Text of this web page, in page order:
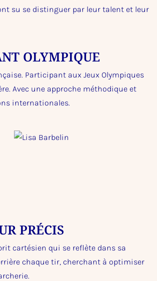
su se distinguer par leur talent et leur
OLYMPIQUE
Participant aux Jeux Olympiques
Avec une approche méthodique et
internationales.
PRÉCIS
cartésien qui se reflète dans sa
chaque tir, cherchant à optimiser